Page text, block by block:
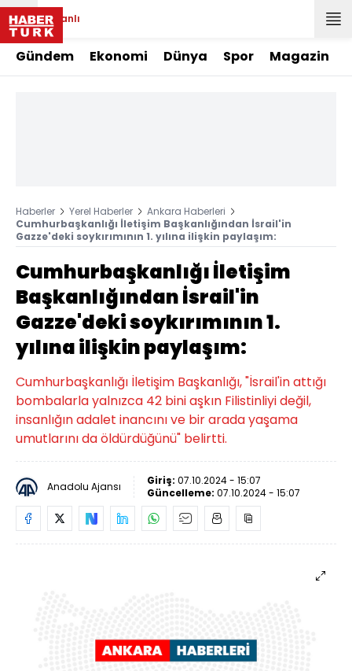
Canlı
Gündem Ekonomi Dünya Spor Magazin
Haberler Yerel Haberler
Ankara Haberleri
Cumhurbaşkanlığı İletişim Başkanlığından İsrail'in
Gazze'deki soykırımının 1. yılına ilişkin paylaşım:
Cumhurbaşkanlığı İletişim
Başkanlığından İsrail'in
Gazze'deki soykırımının 1.
yılına ilişkin paylaşım:
Cumhurbaşkanlığı İletişim Başkanlığı, "İsrail'in attığı
bombalarla yalnızca 42 bini aşkın Filistinliyi değil,
insanlığın adalet inancını ve bir arada yaşama
umutlarını da öldürdüğünü" belirtti.
Anadolu Ajansı Giriş: 07.10.2024 - 15:07
Güncelleme: 07.10.2024 - 15:07